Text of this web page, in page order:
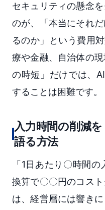
セキュリティの懸念
のが、「本当にそれ
るのか」という費用
療や金融、自治体の
の時短」だけでは、
することは困難です。
入力時間の削減
語る方法
「1日あたり〇時間
換算で〇〇円のコス
は、経営層には響き